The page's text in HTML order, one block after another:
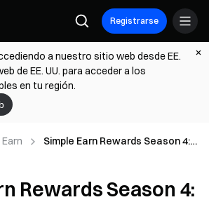
Registrarse
a nuestro sitio web desde EE.
de EE. UU. para acceder a los
en tu región.
Simple Earn Rewards Season 4:
Rewards Season 4: